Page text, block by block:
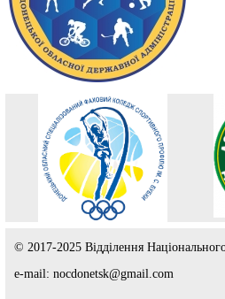
© 2017-2025 Відділення
e-mail: nocdonetsk@gmail.com